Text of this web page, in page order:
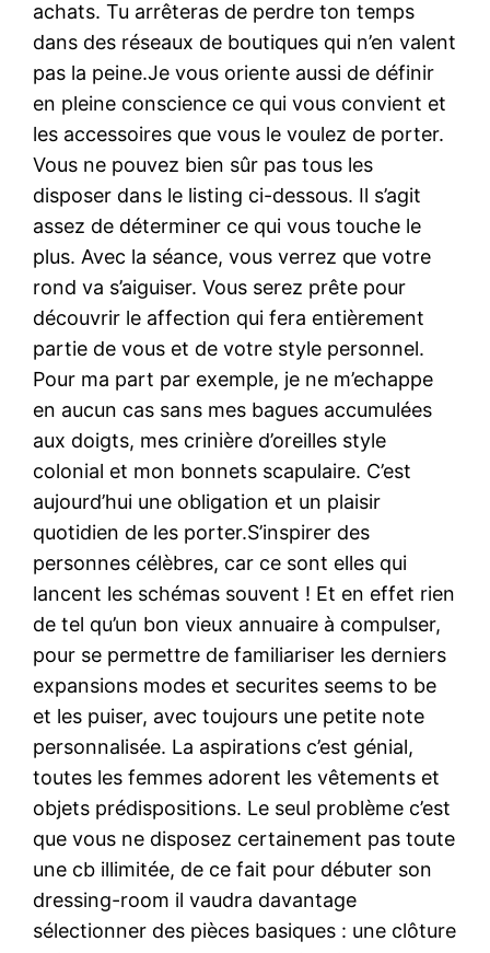
achats. Tu arrêteras de perdre ton temps
dans des réseaux de boutiques qui n’en valent
pas la peine.Je vous oriente aussi de définir
en pleine conscience ce qui vous convient et
les accessoires que vous le voulez de porter.
Vous ne pouvez bien sûr pas tous les
disposer dans le listing ci-dessous. Il s’agit
assez de déterminer ce qui vous touche le
plus. Avec la séance, vous verrez que votre
rond va s’aiguiser. Vous serez prête pour
découvrir le affection qui fera entièrement
partie de vous et de votre style personnel.
Pour ma part par exemple, je ne m’echappe
en aucun cas sans mes bagues accumulées
aux doigts, mes crinière d’oreilles style
colonial et mon bonnets scapulaire. C’est
aujourd’hui une obligation et un plaisir
quotidien de les porter.S’inspirer des
personnes célèbres, car ce sont elles qui
lancent les schémas souvent ! Et en effet rien
de tel qu’un bon vieux annuaire à compulser,
pour se permettre de familiariser les derniers
expansions modes et securites seems to be
et les puiser, avec toujours une petite note
personnalisée. La aspirations c’est génial,
toutes les femmes adorent les vêtements et
objets prédispositions. Le seul problème c’est
que vous ne disposez certainement pas toute
une cb illimitée, de ce fait pour débuter son
dressing-room il vaudra davantage
sélectionner des pièces basiques : une clôture